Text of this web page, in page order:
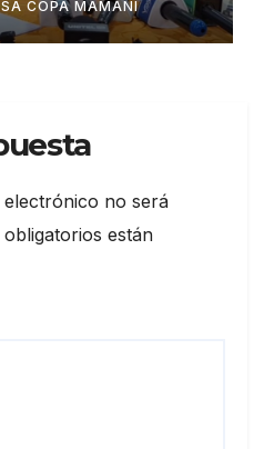
COPA MAMANI
no será
están